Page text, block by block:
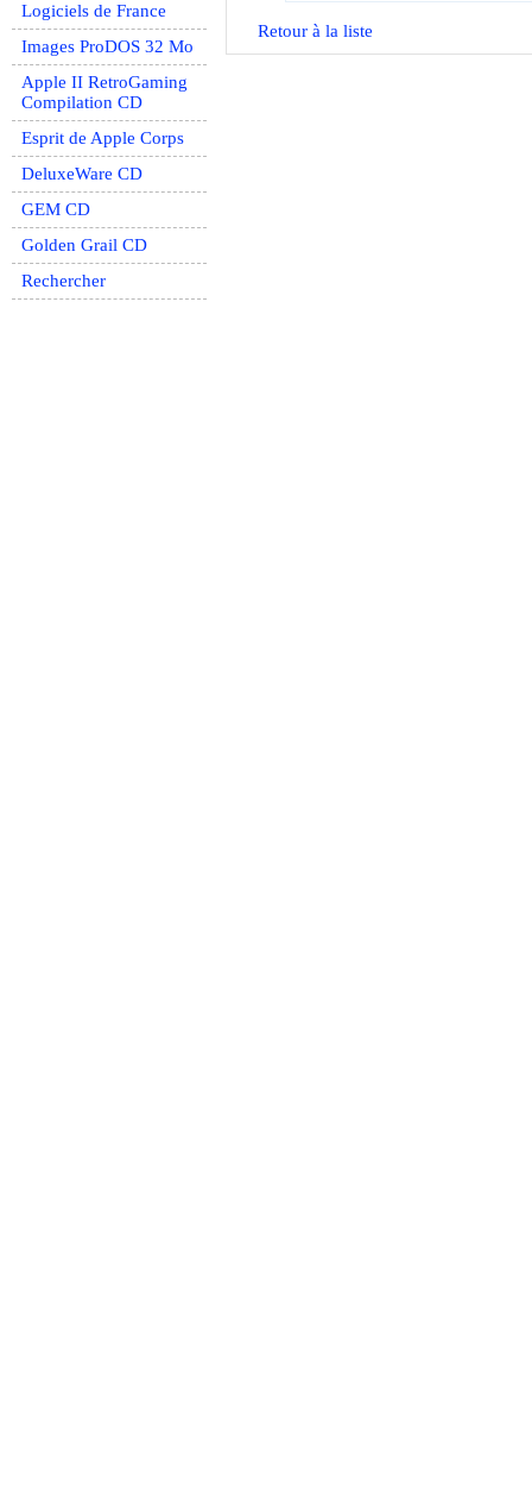
Logiciels de France
Images ProDOS 32 Mo
Apple II RetroGaming
Compilation CD
Esprit de Apple Corps
DeluxeWare CD
GEM CD
Golden Grail CD
Rechercher
Retour à la liste